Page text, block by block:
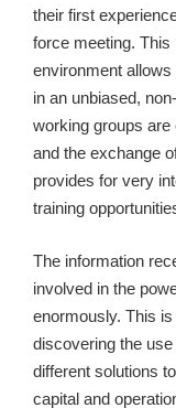
their first
force meeting. This
environment
in an unbiased,
working groups
and the exchange
provides for very
training
The information
involved in the
enormously. This
discovering the
different solutions
capital and